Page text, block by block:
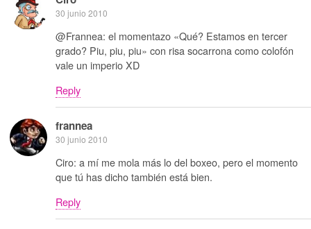
30 junio 2010
@Frannea: el momentazo «Qué? Estamos en tercer
grado? Piu, piu, piu» con risa socarrona como colofón
vale un imperio XD
Reply
frannea
30 junio 2010
Ciro: a mí me mola más lo del boxeo, pero el momento
que tú has dicho también está bien.
Reply